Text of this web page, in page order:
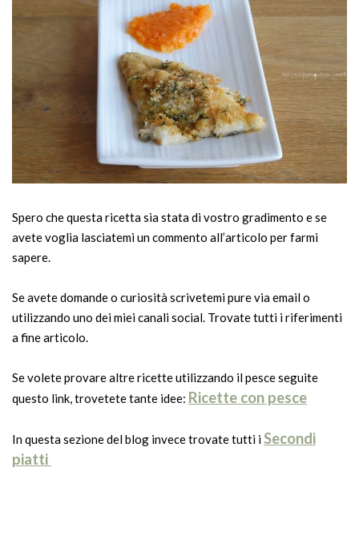
Spero che questa ricetta sia stata di vostro gradimento e se
avete voglia lasciatemi un commento all’articolo per farmi
sapere.
Se avete domande o curiosità scrivetemi pure via email o
utilizzando uno dei miei canali social. Trovate tutti i riferimenti
a fine articolo.
Se volete provare altre ricette utilizzando il pesce seguite
questo link, trovetete tante idee: Ricette con pesce
In questa sezione del blog invece trovate tutti iSecondi
piatti